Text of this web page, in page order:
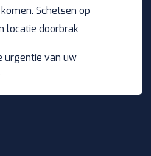
Schetsen op
locatie doorbrak
urgentie van uw